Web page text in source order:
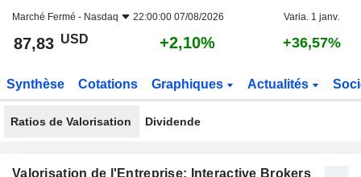
Marché Fermé - Nasdaq 22:00:00 07/08/2026 Varia. 1 janv.
87,83 USD +2,10% +36,57%
Synthèse Cotations Graphiques Actualités
Ratios de Valorisation Dividende
Valorisation de l'Entreprise: Interactive Brokers